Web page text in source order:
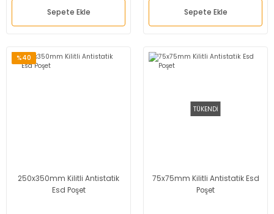
Sepete Ekle Sepete Ekle
%40
250x350mm Kilitli Antistatik
Esd Poşet
TÜKENDİ
75x75mm Kilitli Antistatik Esd
Poşet